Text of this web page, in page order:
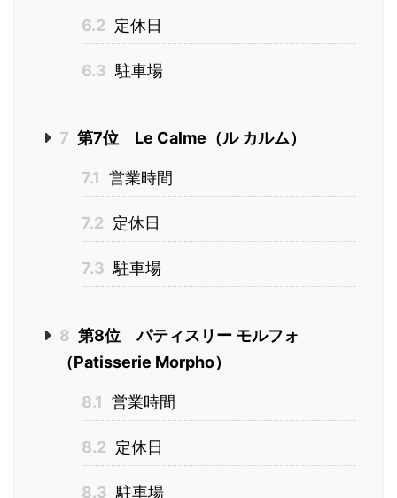
6.2 定休日
6.3 駐車場
7 第7位 Le Calme（ル カルム）
7.1 営業時間
7.2 定休日
7.3 駐車場
8 第8位 パティスリー モルフォ
（Patisserie Morpho）
8.1 営業時間
8.2 定休日
8.3 駐車場